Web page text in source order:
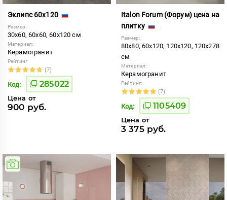
Эклипс 60x120
Размер:
30x60, 60x60, 60x120 см
Материал:
Керамогранит
Рейтинг:
(7)
Код: 285022
Цена от
900 руб.
Italon Forum (Форум) цена на
плитку
Размер:
80x80, 60x120, 120x120, 120x278
см
Материал:
Керамогранит
Рейтинг:
(7)
Код: 1105409
Цена от
3 375 руб.